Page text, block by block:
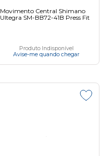
Movimento Central Shimano
Ultegra SM-BB72-41B Press Fit
Produto Indisponível
Avise-me quando chegar